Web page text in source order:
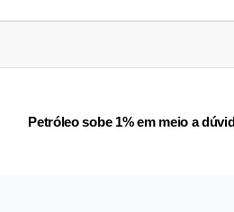
Petróleo sobe 1% em meio a dúvidas sobre acordo